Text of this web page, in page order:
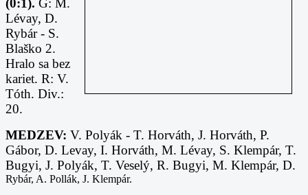
Lévay, D.
Rybár - S.
Blaško 2.
Hralo sa bez
kariet. R: V.
Tóth. Div.:
20.
MEDZEV: V. Polyák - T. Horváth, J. Horváth, P.
Gábor, D. Levay, I. Horváth, M. Lévay, S. Klempár, T.
Bugyi, J. Polyák, T. Veselý, R. Bugyi, M. Klempár, D.
Rybár, A. Pollák, J. Klempár.